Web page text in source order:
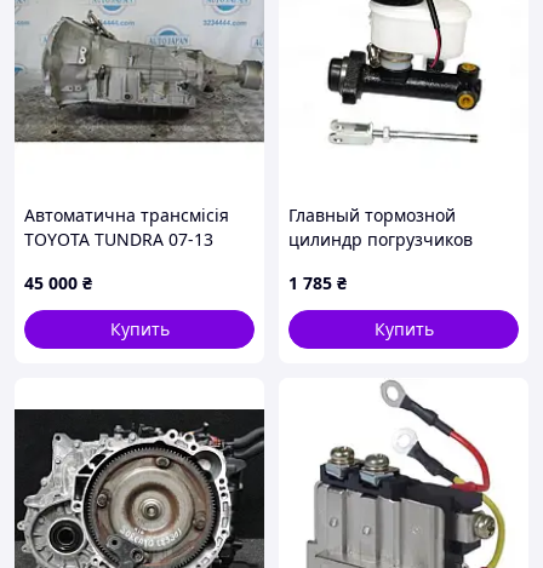
Автоматична трансмісія
TOYOTA TUNDRA 07-13
45 000 ₴
Купить
Главный тормозной
цилиндр погрузчиков
9134620300
1 785 ₴
Купить